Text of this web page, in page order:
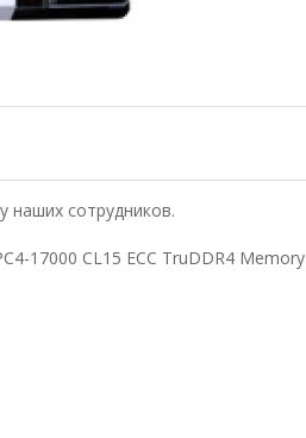
наших сотрудников.
17000 CL15 ECC TruDDR4 Memory